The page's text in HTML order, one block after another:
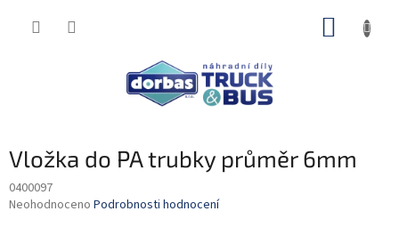
Vložka do PA trubky průměr 6mm
0400097
Průměrné
Neohodnoceno Podrobnosti hodnocení